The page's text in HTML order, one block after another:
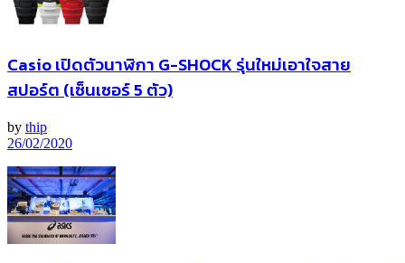
Casio เปิดตัวนาฬิกา G-SHOCK รุ่นใหม่เอาใจสาย
สปอร์ต (เซ็นเซอร์ 5 ตัว)
by thip
26/02/2020